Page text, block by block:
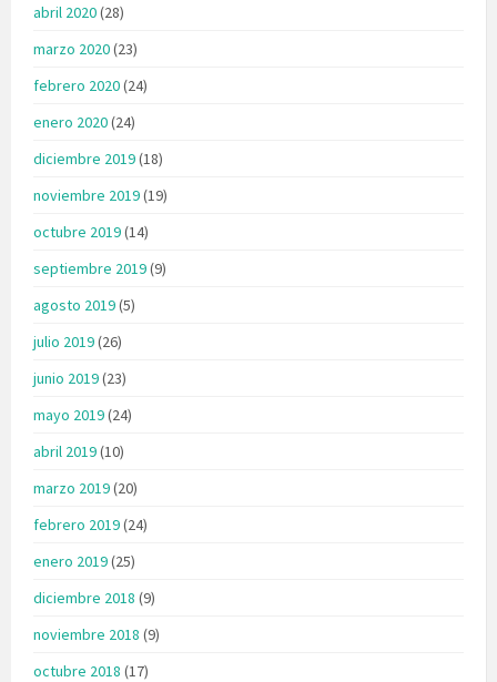
abril 2020(28)
marzo 2020(23)
febrero 2020(24)
enero 2020(24)
diciembre 2019(18)
noviembre 2019(19)
octubre 2019(14)
septiembre 2019(9)
agosto 2019(5)
julio 2019(26)
junio 2019(23)
mayo 2019(24)
abril 2019(10)
marzo 2019(20)
febrero 2019(24)
enero 2019(25)
diciembre 2018 (9)
noviembre 2018 (9)
octubre 2018 (17)